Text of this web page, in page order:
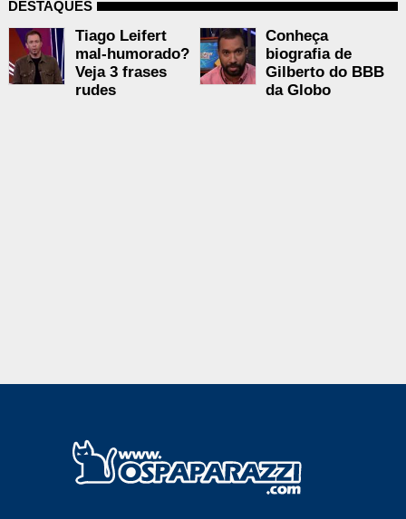
DESTAQUES
Tiago Leifert
mal-humorado?
Veja 3 frases
rudes
Conheça
biografia de
Gilberto do BBB
da Globo